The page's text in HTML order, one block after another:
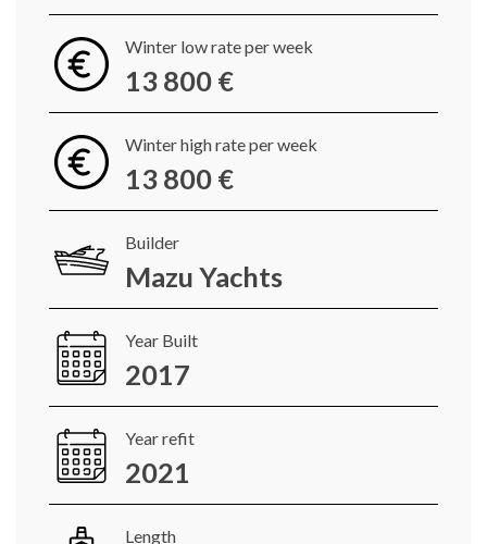
Winter low rate per week
13 800 €
Winter high rate per week
13 800 €
Builder
Mazu Yachts
Year Built
2017
Year refit
2021
Length